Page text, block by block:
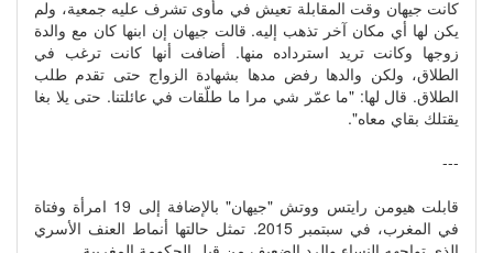
كانت جيهان وقت المقابلة تعيش في مأوى تشرف عليه جمعية، ولم
يكن لها أي مكان آخر تذهب إليه. قالت جيهان إن ابنها كان مع والدة
زوجها وكانت تريد استرداده منها. أضافت أنها كانت ترغب في
الطلاق، ولكن والدها رفض مدها بشهادة الزواج حتى تقدم طلب
الطلاق. قال لها: "ما عمّر شي مرا ما طلّقات في عائلتنا. حتى يلا بغا
يقتلك بقاي معاه".
قابلت هيومن رايتس ووتش "جيهان" بالإضافة إلى 19 امرأة وفتاة
في المغرب، في سبتمبر 2015. تمثل حالتها أنماط العنف الأسري